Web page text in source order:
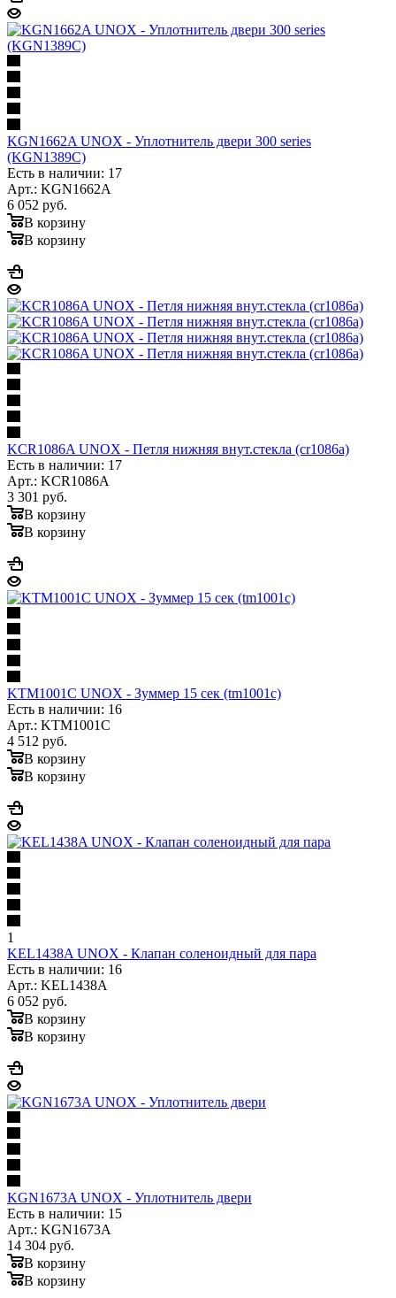
KGN1662A UNOX - Уплотнитель двери 300 series
(KGN1389C)
Есть в наличии: 17
Арт.: KGN1662A
6 052 руб.
В корзину
В корзину
KCR1086A UNOX - Петля нижняя внут.стекла (cr1086a)
Есть в наличии: 17
Арт.: KCR1086A
3 301 руб.
В корзину
В корзину
KTM1001C UNOX - Зуммер 15 сек (tm1001c)
Есть в наличии: 16
Арт.: KTM1001C
4 512 руб.
В корзину
В корзину
1
KEL1438A UNOX - Клапан соленоидный для пара
Есть в наличии: 16
Арт.: KEL1438A
6 052 руб.
В корзину
В корзину
KGN1673A UNOX - Уплотнитель двери
Есть в наличии: 15
Арт.: KGN1673A
14 304 руб.
В корзину
В корзину